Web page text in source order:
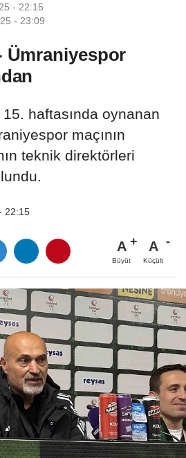
- 22:15
- 23:09
Ümraniyespor
haftasında oynanan
maçının
teknik direktörleri
22:15
A
Büyüt
A
Küçült